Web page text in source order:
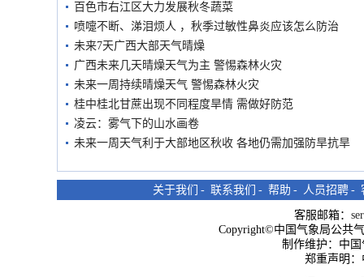
百色市右江区大力发展秋冬蔬菜
喷嚏不断、涕泪烦人 ，秋季过敏性鼻炎应该怎么防治
未来7天广西大部天气晴燥
广西未来几天晴燥天气为主 警惕森林火灾
未来一周持续晴燥天气 警惕森林火灾
桂中桂北甘蔗出现不同程度旱情 需做好防范
凌云：雾气下的山水画卷
未来一周天气利于大部地区秋收 各地仍需加强防旱抗旱
关于我们 - 联系我们 - 帮助 - 人员招聘 -
客服邮箱：
Copyright©中国气象局公共
制作维护：中
郑重声明